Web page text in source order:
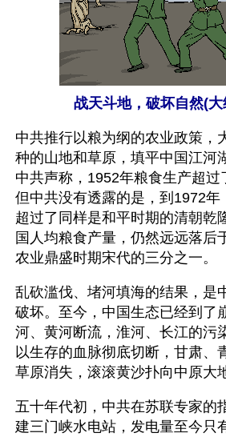
战天斗地，破坏自然(
中共推行以粮为纲的农业政策，
种的山地和草原，填平中国江河
中共声称，1952年粮食生产超过
但中共没有透露的是，到1972年
超过了同样是和平时期的清朝乾
国人均粮食产量，仍然远远落后
农业鼎盛时期宋代的三分之一。
乱砍滥伐、堵河填海的结果，是
破坏。至今，中国生态已经到了
河、黄河断流，淮河、长江的污
以生存的血脉彻底切断，甘肃、
草原消失，滚滚黄沙扑向中原大
五十年代初，中共在苏联专家的
建三门峡水电站，发电量至今只